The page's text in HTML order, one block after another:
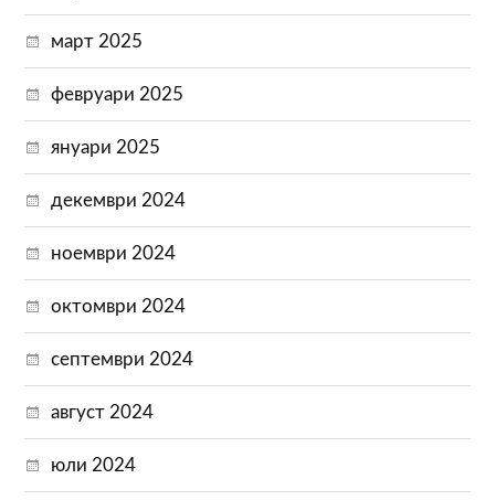
март 2025
февруари 2025
януари 2025
декември 2024
ноември 2024
октомври 2024
септември 2024
август 2024
юли 2024